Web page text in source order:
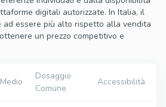
digitali autorizzate. In Italia, il
ad essere più alto rispetto alla vendita
un prezzo competitivo e
Dosaggio
Comune
Accessibilità